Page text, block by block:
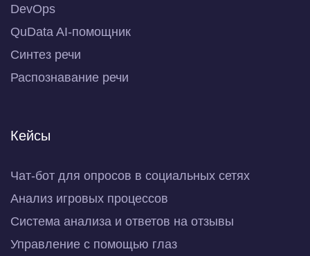
DevOps
QuData AI-помощник
Синтез речи
Распознавание речи
Кейсы
Чат-бот для опросов в социальных сетях
Анализ игровых процессов
Система анализа и ответов на отзывы
Управление с помощью глаз